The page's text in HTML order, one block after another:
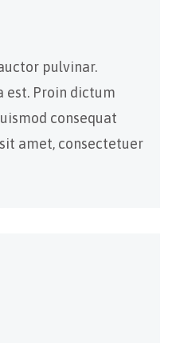
pulvinar.
est. Proin dictum
consequat
amet, consectetuer